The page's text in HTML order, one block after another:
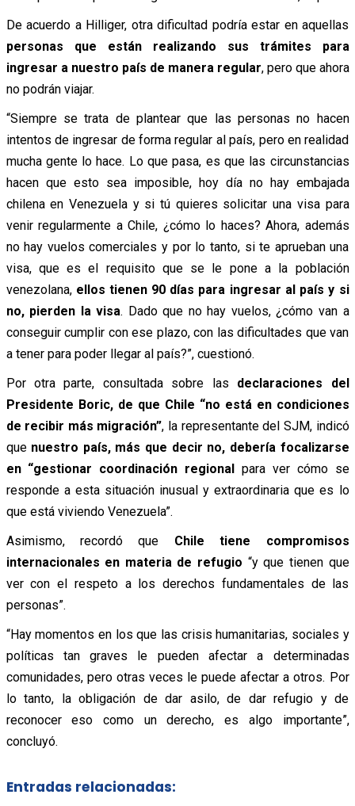
De acuerdo a Hilliger, otra dificultad podría estar en aquellas
personas que están realizando sus trámites para
ingresar a nuestro país de manera regular, pero que ahora
no podrán viajar.
“Siempre se trata de plantear que las personas no hacen
intentos de ingresar de forma regular al país, pero en realidad
mucha gente lo hace. Lo que pasa, es que las circunstancias
hacen que esto sea imposible, hoy día no hay embajada
chilena en Venezuela y si tú quieres solicitar una visa para
venir regularmente a Chile, ¿cómo lo haces? Ahora, además
no hay vuelos comerciales y por lo tanto, si te aprueban una
visa, que es el requisito que se le pone a la población
venezolana,ellos tienen 90 días para ingresar al país y si
no, pierden la visa. Dado que no hay vuelos, ¿cómo van a
conseguir cumplir con ese plazo, con las dificultades que van
a tener para poder llegar al país?”, cuestionó.
Por otra parte, consultada sobre las declaraciones del
Presidente Boric, de que Chile “no está en condiciones
de recibir más migración”, la representante del SJM, indicó
que nuestro país, más que decir no, debería focalizarse
en “gestionar coordinación regional para ver cómo se
responde a esta situación inusual y extraordinaria que es lo
que está viviendo Venezuela”.
Asimismo, recordó que Chile tiene compromisos
internacionales en materia de refugio “y que tienen que
ver con el respeto a los derechos fundamentales de las
personas”.
“Hay momentos en los que las crisis humanitarias, sociales y
políticas tan graves le pueden afectar a determinadas
comunidades, pero otras veces le puede afectar a otros. Por
lo tanto, la obligación de dar asilo, de dar refugio y de
reconocer eso como un derecho, es algo importante”,
concluyó.
Entradas relacionadas: